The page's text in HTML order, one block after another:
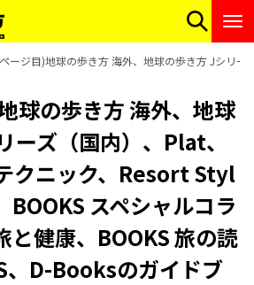
ージ目)地球の歩き方 海外、地球の歩き方 Jシリー
球の歩き方 海外、地球
ーズ（国内）、Plat、
クニック、Resort Styl
BOOKS スペシャルコラ
と健康、BOOKS 旅の読
、D-Booksのガイドブ